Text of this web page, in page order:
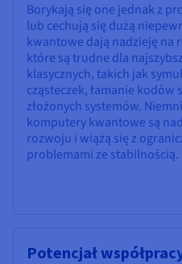
Borykają się one jednak z
lub cechują się dużą
kwantowe dają nadzieję na
które są trudne dla
klasycznych, takich jak
cząsteczek, łamanie
złożonych systemów.
komputery kwantowe są
rozwoju i wiążą się z
problemami ze stabilnością.
Potencjał